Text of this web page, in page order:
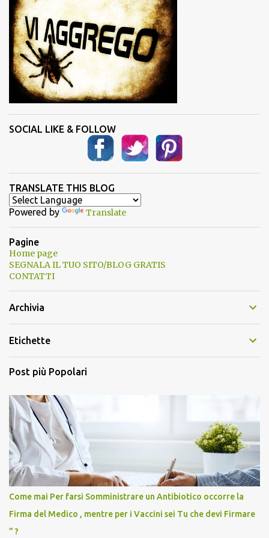
SOCIAL LIKE & FOLLOW
TRANSLATE THIS BLOG
Powered by Translate
Pagine
Home page
SEGNALA IL TUO SITO/BLOG GRATIS
CONTATTI
Archivia
Etichette
Post più Popolari
Come mai Per farsi Somministrare un Antibiotico occorre la
Firma del Medico , mentre per i Vaccini sei Tu che devi Firmare
” ?